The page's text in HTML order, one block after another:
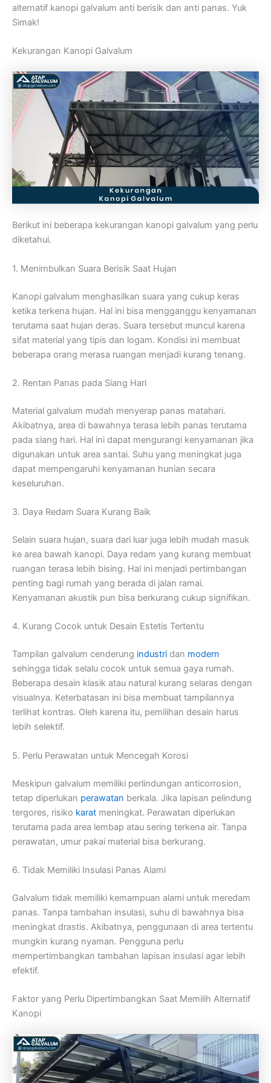
alternatif kanopi galvalum anti berisik dan anti panas. Yuk
Simak!
Kekurangan Kanopi Galvalum
Berikut ini beberapa kekurangan kanopi galvalum yang perlu
diketahui.
1. Menimbulkan Suara Berisik Saat Hujan
Kanopi galvalum menghasilkan suara yang cukup keras
ketika terkena hujan. Hal ini bisa mengganggu kenyamanan
terutama saat hujan deras. Suara tersebut muncul karena
sifat material yang tipis dan logam. Kondisi ini membuat
beberapa orang merasa ruangan menjadi kurang tenang.
2. Rentan Panas pada Siang Hari
Material galvalum mudah menyerap panas matahari.
Akibatnya, area di bawahnya terasa lebih panas terutama
pada siang hari. Hal ini dapat mengurangi kenyamanan jika
digunakan untuk area santai. Suhu yang meningkat juga
dapat mempengaruhi kenyamanan hunian secara
keseluruhan.
3. Daya Redam Suara Kurang Baik
Selain suara hujan, suara dari luar juga lebih mudah masuk
ke area bawah kanopi. Daya redam yang kurang membuat
ruangan terasa lebih bising. Hal ini menjadi pertimbangan
penting bagi rumah yang berada di jalan ramai.
Kenyamanan akustik pun bisa berkurang cukup signifikan.
4. Kurang Cocok untuk Desain Estetis Tertentu
Tampilan galvalum cenderung industri dan modern
sehingga tidak selalu cocok untuk semua gaya rumah.
Beberapa desain klasik atau natural kurang selaras dengan
visualnya. Keterbatasan ini bisa membuat tampilannya
terlihat kontras. Oleh karena itu, pemilihan desain harus
lebih selektif.
5. Perlu Perawatan untuk Mencegah Korosi
Meskipun galvalum memiliki perlindungan anticorrosion,
tetap diperlukan perawatan berkala. Jika lapisan pelindung
tergores, risiko karat meningkat. Perawatan diperlukan
terutama pada area lembap atau sering terkena air. Tanpa
perawatan, umur pakai material bisa berkurang.
6. Tidak Memiliki Insulasi Panas Alami
Galvalum tidak memiliki kemampuan alami untuk meredam
panas. Tanpa tambahan insulasi, suhu di bawahnya bisa
meningkat drastis. Akibatnya, penggunaan di area tertentu
mungkin kurang nyaman. Pengguna perlu
mempertimbangkan tambahan lapisan insulasi agar lebih
efektif.
Faktor yang Perlu Dipertimbangkan Saat Memilih Alternatif
Kanopi